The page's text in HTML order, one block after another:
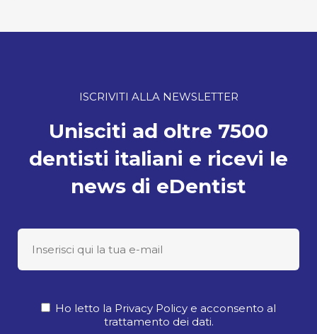
ISCRIVITI ALLA NEWSLETTER
Unisciti ad oltre 7500
dentisti italiani e ricevi le
news di eDentist
Ho letto la Privacy Policy e acconsento al
trattamento dei dati.